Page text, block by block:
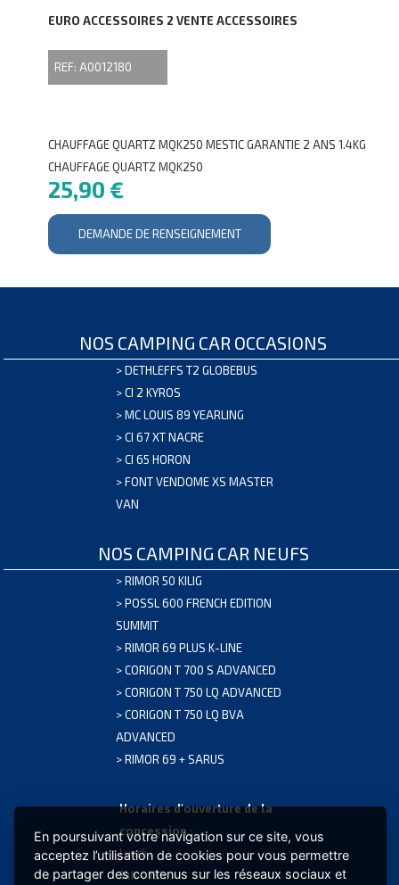
EURO ACCESSOIRES 2 VENTE ACCESSOIRES
REF: A0012180
CHAUFFAGE QUARTZ MQK250 MESTIC GARANTIE 2 ANS 1.4KG
CHAUFFAGE QUARTZ MQK250
25,90 €
DEMANDE DE RENSEIGNEMENT
NOS CAMPING CAR OCCASIONS
>DETHLEFFS T2 GLOBEBUS
>CI 2 KYROS
>MC LOUIS 89 YEARLING
>CI 67 XT NACRE
>CI 65 HORON
>FONT VENDOME XS MASTER
VAN
NOS CAMPING CAR NEUFS
>RIMOR 50 KILIG
>POSSL 600 FRENCH EDITION
SUMMIT
>RIMOR 69 PLUS K-LINE
>CORIGON T 700 S ADVANCED
>CORIGON T 750 LQ ADVANCED
>CORIGON T 750 LQ BVA
ADVANCED
>RIMOR 69 + SARUS
Horaires d'ouverture de la
concession :
Lundi :
14h - 18h
En poursuivant votre navigation sur ce site, vous
acceptez l’utilisation de cookies pour vous permettre
de partager des contenus sur les réseaux sociaux et